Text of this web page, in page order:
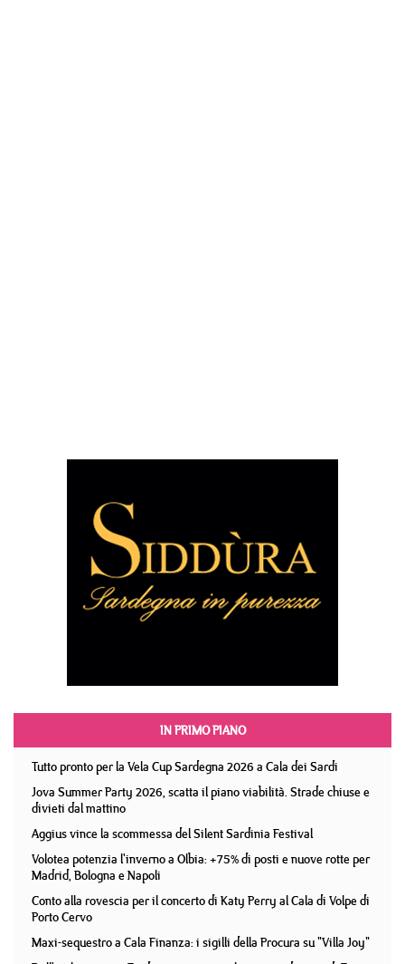
IN PRIMO PIANO
Tutto pronto per la Vela Cup Sardegna 2026 a Cala dei Sardi
Jova Summer Party 2026, scatta il piano viabilità. Strade chiuse e
divieti dal mattino
Aggius vince la scommessa del Silent Sardinia Festival
Volotea potenzia l'inverno a Olbia: +75% di posti e nuove rotte per
Madrid, Bologna e Napoli
Conto alla rovescia per il concerto di Katy Perry al Cala di Volpe di
Porto Cervo
Maxi-sequestro a Cala Finanza: i sigilli della Procura su "Villa Joy"